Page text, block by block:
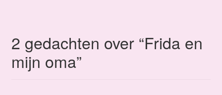
2 gedachten over “Frida en
mijn oma”